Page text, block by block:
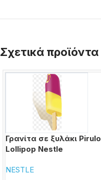
Σχετικά προϊόντα
Γρανίτα σε ξυλάκι Pirulo
Lollipop Nestle
NESTLE